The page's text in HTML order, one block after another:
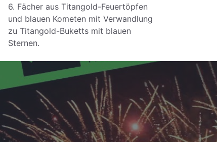
6. Fächer aus Titangold-Feuertöpfen
und blauen Kometen mit Verwandlung
zu Titangold-Buketts mit blauen
Sternen.